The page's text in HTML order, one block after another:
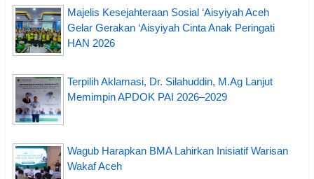
Majelis Kesejahteraan Sosial ‘Aisyiyah Aceh
Gelar Gerakan ‘Aisyiyah Cinta Anak Peringati
HAN 2026
Terpilih Aklamasi, Dr. Silahuddin, M.Ag Lanjut
Memimpin APDOK PAI 2026–2029
Wagub Harapkan BMA Lahirkan Inisiatif Warisan
Wakaf Aceh